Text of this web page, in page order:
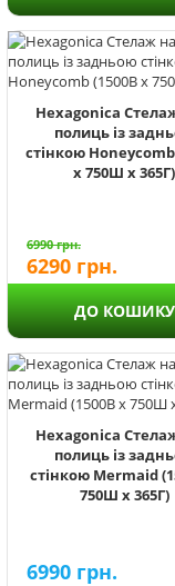
Hexagonica
полиць із
стінкою Honeycomb
х 750Ш х 365Г)
6990грн.
6290 грн.
ДО КОШИКУ
Hexagonica
полиць із
стінкою Mermaid
750Ш х 365Г)
6990 грн.